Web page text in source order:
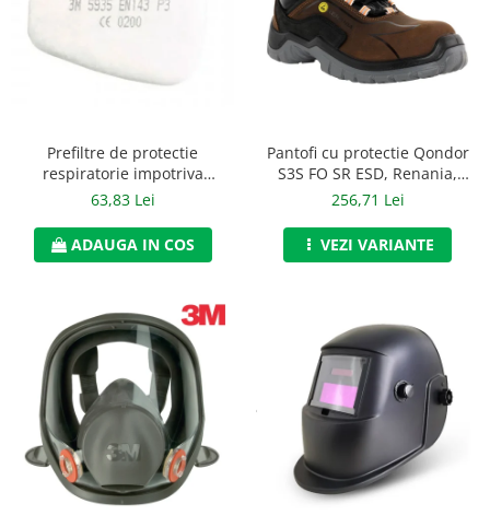
Accesorii alpinism utilitar
Carabiniere
Mijloace de legatura
Opritoare de cadere
Puncte de ancorare
Sisteme de acces in canale
Incaltaminte
Prefiltre de protectie
respiratorie impotriva
particulelor de tip P3, 3M,
63,83 Lei
ADAUGA IN COS
Pantofi cu protectie Qondor
S3S FO SR ESD, Renania,
art.9A00
256,71 Lei
VEZI VARIANTE